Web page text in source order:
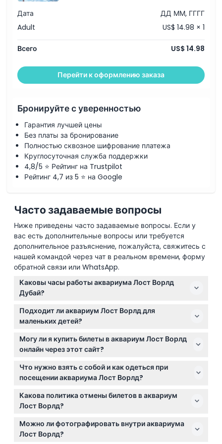
Дресс-код
Политика отмены
Дата
ДД ММ, ГГГГ
Adult
US$ 14.98 × 1
Всего US$ 14.98
Перейти к оформлению заказа
Бронируйте с уверенностью
Гарантия лучшей цены
Без платы за бронирование
Полностью сквозное шифрование платежа
Круглосуточная служба поддержки
4,8/5 ⭐ Рейтинг на Trustpilot
Рейтинг 4,7 из 5 ⭐ на Google
Часто задаваемые вопросы
Ниже приведены часто задаваемые вопросы. Если у
вас есть дополнительные вопросы или требуется
дополнительное разъяснение, пожалуйста, свяжитесь с
нашей командой через чат в реальном времени, форму
обратной связи или WhatsApp.
Каковы часы работы аквариума Лост Ворлд
Дубай?
Аквариум Лост Ворлд открыт ежедневно с 10:00 до
21:00, последний вход разрешён в 20:30 (может
изменяться — пожалуйста, уточняйте на момент
бронирования).
Подходит ли аквариум Лост Ворлд для
маленьких детей?
Аквариум принимает детей от 3 лет и старше, при
этом рекомендуется, чтобы дети младше 7 лет или
ростом ниже 1,2 метра находились в
сопровождении взрослого для безопасности.
Могу ли я купить билеты в аквариум Лост Ворлд
онлайн через этот сайт?
Да! Вы можете забронировать билеты онлайн
прямо здесь и выбрать предпочитаемые дату и
время посещения.
Что нужно взять с собой и как одеться при
посещении аквариума Лост Ворлд?
Носите удобную одежду и обувь для прогулки,
избегайте высоких каблуков или скользкой обуви, и
возьмите лёгкую куртку, так как в помещениях
включён кондиционер.
Какова политика отмены билетов в аквариум
Лост Ворлд?
Билеты не подлежат возврату, возврат средств за
неявку не производится; дополнительные услуги и
трансферы имеют свои правила отмены.
Можно ли фотографировать внутри аквариума
Лост Ворлд?